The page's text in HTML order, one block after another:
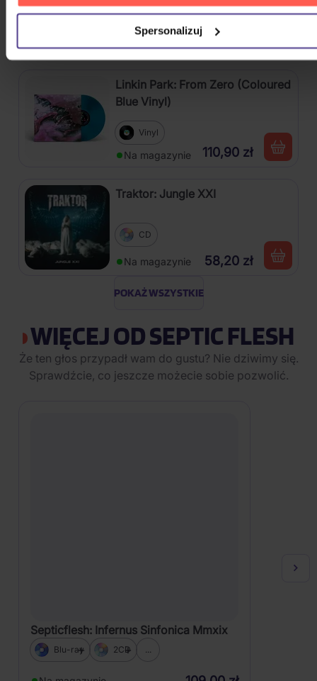
Spersonalizuj
Na magazynie
Linkin Park: From Zero (Coloured
Blue Vinyl)
Vinyl
Na magazynie 110,90 zł
Traktor: Jungle XXI
CD
Na magazynie 58,20 zł
POKAŻ WSZYSTKIE
WIĘCEJ OD SEPTIC FLESH
Że ten głos przypadł wam do gustu? Nie dziwimy się.
Sprawdźcie, co jeszcze możecie sobie pozwolić.
Septicflesh: Infernus Sinfonica Mmxix
Blu-ray 2CD